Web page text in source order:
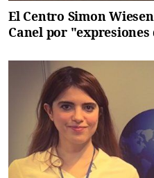
El Centro Simon
Canel por